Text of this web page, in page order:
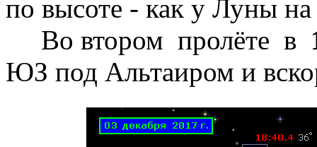
по высоте - как у Луны на
Во втором пролёте в
ЮЗ под Альтаиром и